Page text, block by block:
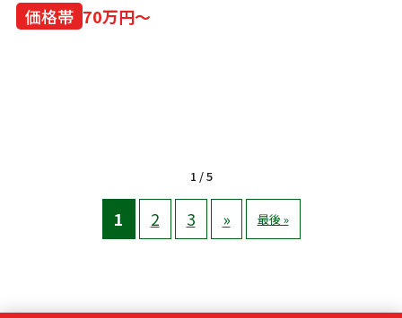
価格帯 70万円～
1 / 5
1 2 3 » 最後 »